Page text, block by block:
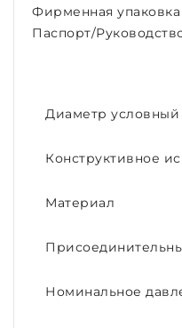
Фирменная
Паспорт/
Диаметр условный
Конструктивное
Материал
Номинальное